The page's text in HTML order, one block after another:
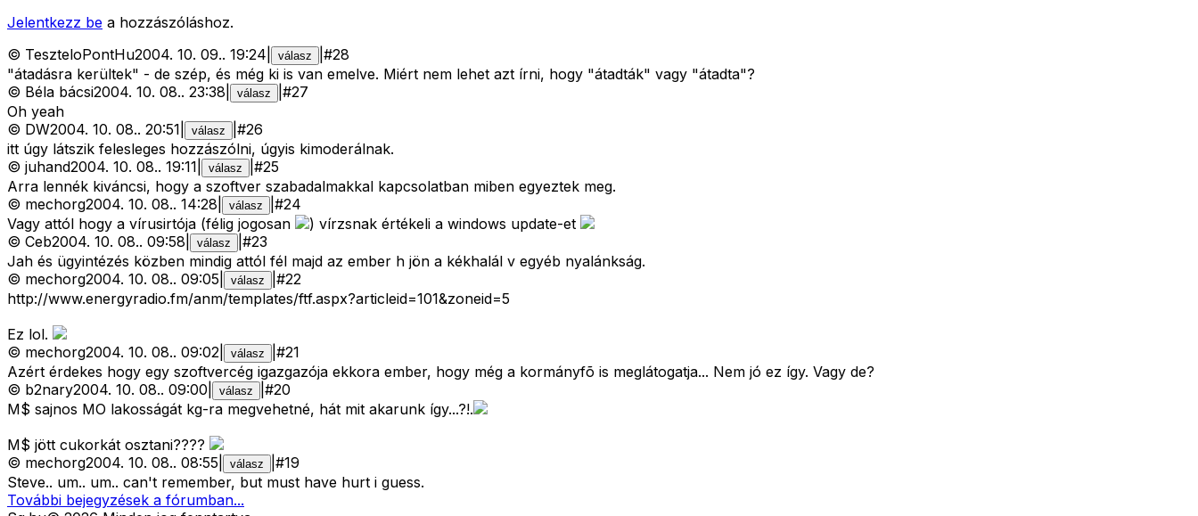
Jelentkezz be a hozzászóláshoz.
© TeszteloPontHu2004. 10. 09.. 19:24 válasz #28
"átadásra kerültek" - de szép, és még ki is van emelve. Miért nem lehet azt írni, hogy "átadták" vagy "átadta"?
© Béla bácsi2004. 10. 08.. 23:38 válasz #27
Oh yeah
© DW2004. 10. 08.. 20:51 válasz #26
itt úgy látszik felesleges hozzászólni, úgyis kimoderálnak.
© juhand2004. 10. 08.. 19:11 válasz #25
Arra lennék kiváncsi, hogy a szoftver szabadalmakkal kapcsolatban miben egyeztek meg.
© mechorg2004. 10. 08.. 14:28 válasz #24
Vagy attól hogy a vírusirtója (félig jogosan
) vírzsnak értékeli a windows update-et
© Ceb2004. 10. 08.. 09:58 válasz #23
Jah és ügyintézés közben mindig attól fél majd az ember h jön a kékhalál v egyéb nyalánkság.
© mechorg2004. 10. 08.. 09:05 válasz #22
http://www.energyradio.fm/anm/templates/ftf.aspx?articleid=101&zoneid=5
Ez lol.
© mechorg2004. 10. 08.. 09:02 válasz #21
Azért érdekes hogy egy szoftvercég igazgazója ekkora ember, hogy még a kormányfõ is meglátogatja... Nem jó ez így. Vagy de?
© b2nary2004. 10. 08.. 09:00 válasz #20
M$ sajnos MO lakosságát kg-ra megvehetné, hát mit akarunk így...?!.
M$ jött cukorkát osztani????
© mechorg2004. 10. 08.. 08:55 válasz #19
Steve.. um.. um.. can't remember, but must have hurt i guess.
További bejegyzések a fórumban...